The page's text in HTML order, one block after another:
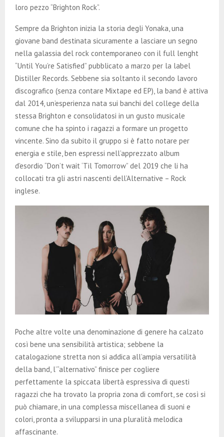
loro pezzo “Brighton Rock”.
Sempre da Brighton inizia la storia degli Yonaka, una
giovane band destinata sicuramente a lasciare un segno
nella galassia del rock contemporaneo con il full lenght
“Until You’re Satisfied” pubblicato a marzo per la label
Distiller Records. Sebbene sia soltanto il secondo lavoro
discografico (senza contare Mixtape ed EP), la band è attiva
dal 2014, un’esperienza nata sui banchi del college della
stessa Brighton e consolidatosi in un gusto musicale
comune che ha spinto i ragazzi a formare un progetto
vincente. Sino da subito il gruppo si è fatto notare per
energia e stile, ben espressi nell’apprezzato album
d’esordio “Don’t wait ‘Til Tomorrow” del 2019 che li ha
collocati tra gli astri nascenti dell’Alternative – Rock
inglese.
Poche altre volte una denominazione di genere ha calzato
così bene una sensibilità artistica; sebbene la
catalogazione stretta non si addica all’ampia versatilità
della band, l’“alternativo” finisce per cogliere
perfettamente la spiccata libertà espressiva di questi
ragazzi che ha trovato la propria zona di comfort, se così si
può chiamare, in una complessa miscellanea di suoni e
colori, pronta a svilupparsi in una pluralità melodica
affascinante.